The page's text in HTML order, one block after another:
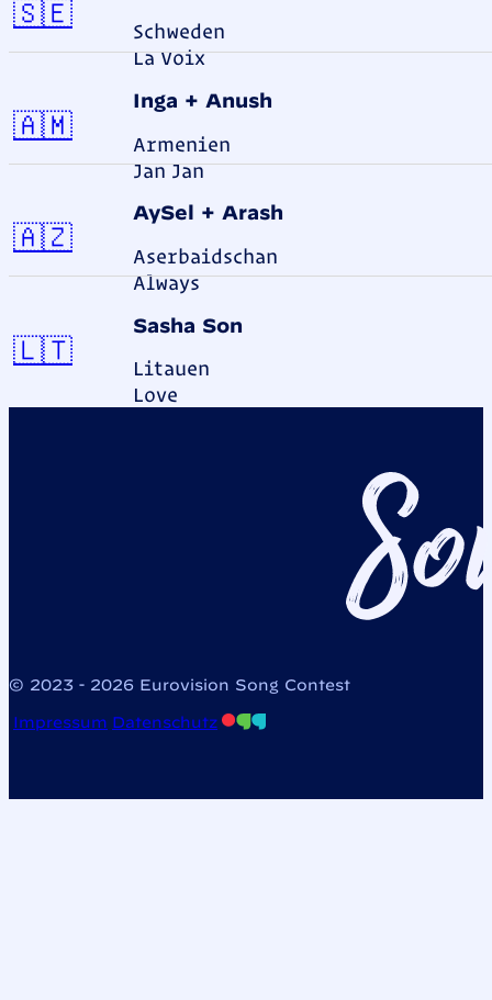
Schweden
La Voix
🇸🇪Schweden
Inga + Anush
Armenien
Jan Jan
🇦🇲Armenien
AySel + Arash
Aserbaidschan
Always
🇦🇿Aserbaidschan
Sasha Son
Litauen
Love
🇱🇹Litauen
© 2023 - 2026 Eurovision Song Contest
Impressum Datenschutz